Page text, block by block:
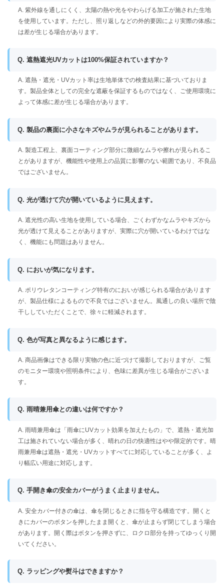
A. 紫外線を通しにくく、太陽の熱や光をやわらげる加工が施された生地
を使用しています。ただし、照り返しなどの外的要因により実際の体感に
は差が生じる場合があります。
Q. 遮熱遮光UVカットは100%保証されていますか？
A. 遮熱・遮光・UVカット率は生地単体での検査結果に基づいておりま
す。製品全体としての完全な遮蔽を保証するものではなく、ご使用環境に
よって体感に差が生じる場合があります。
Q. 製品の裏面に小さなキズやムラが見られることがあります。
A. 製造工程上、裏面コーティング部分に微細なムラや擦れが見られるこ
とがありますが、機能性や使用上の品質に影響のない範囲であり、不良品
ではございません。
Q. 光が透けて穴が開いているように見えます。
A. 遮光性の高い生地を使用している場合、ごくわずかなムラやキズから
光が透けて見えることがありますが、実際に穴が開いているわけではな
く、機能にも問題はありません。
Q. においが気になります。
A. ポリウレタンコーティング特有のにおいが感じられる場合があります
が、製品仕様によるもので不良ではございません。風通しの良い場所で陰
干ししていただくことで、徐々に軽減されます。
Q. 色が写真と異なるように感じます。
A. 商品画像はできる限り実物の色に近づけて撮影しておりますが、ご覧
のモニター環境や照明条件により、色味に差異が生じる場合がございま
す。
Q. 雨晴兼用傘との違いは何ですか？
A. 雨晴兼用傘は「雨傘にUVカット効果を加えたもの」で、遮熱・遮光加
工は施されていない場合が多く、晴れの日の快適性はやや限定的です。晴
雨兼用傘は遮熱・遮光・UVカットすべてに対応していることが多く、よ
り幅広い用途に対応します。
Q. 手開き傘の安全カバーがうまく止まりません。
A. 安全カバー付きの傘は、傘を閉じるときに指を守る構造です。開くと
きにカバーのボタンを押したまま開くと、傘が止まらず閉じてしまう場合
があります。開く際はボタンを押さずに、ロクロ部分を持ってゆっくり開
いてください。
Q. ラッピングや熨斗はできますか？